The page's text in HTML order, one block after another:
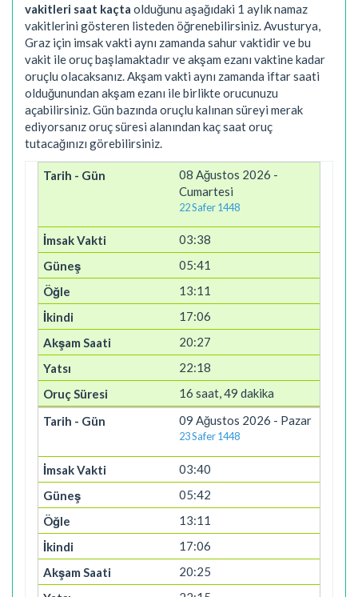
vakitleri saat kaçta olduğunu aşağıdaki 1 aylık namaz
vakitlerini gösteren listeden öğrenebilirsiniz. Avusturya,
Graz için imsak vakti aynı zamanda sahur vaktidir ve bu
vakit ile oruç başlamaktadır ve akşam ezanı vaktine kadar
oruçlu olacaksanız. Akşam vakti aynı zamanda iftar saati
olduğunundan akşam ezanı ile birlikte orucunuzu
açabilirsiniz. Gün bazında oruçlu kalınan süreyi merak
ediyorsanız oruç süresi alanından kaç saat oruç
tutacağınızı görebilirsiniz.
08 Ağustos 2026 -
Cumartesi
22 Safer 1448
03:38
05:41
13:11
17:06
20:27
22:18
16 saat, 49 dakika
09 Ağustos 2026 - Pazar
23 Safer 1448
03:40
05:42
13:11
17:06
20:25